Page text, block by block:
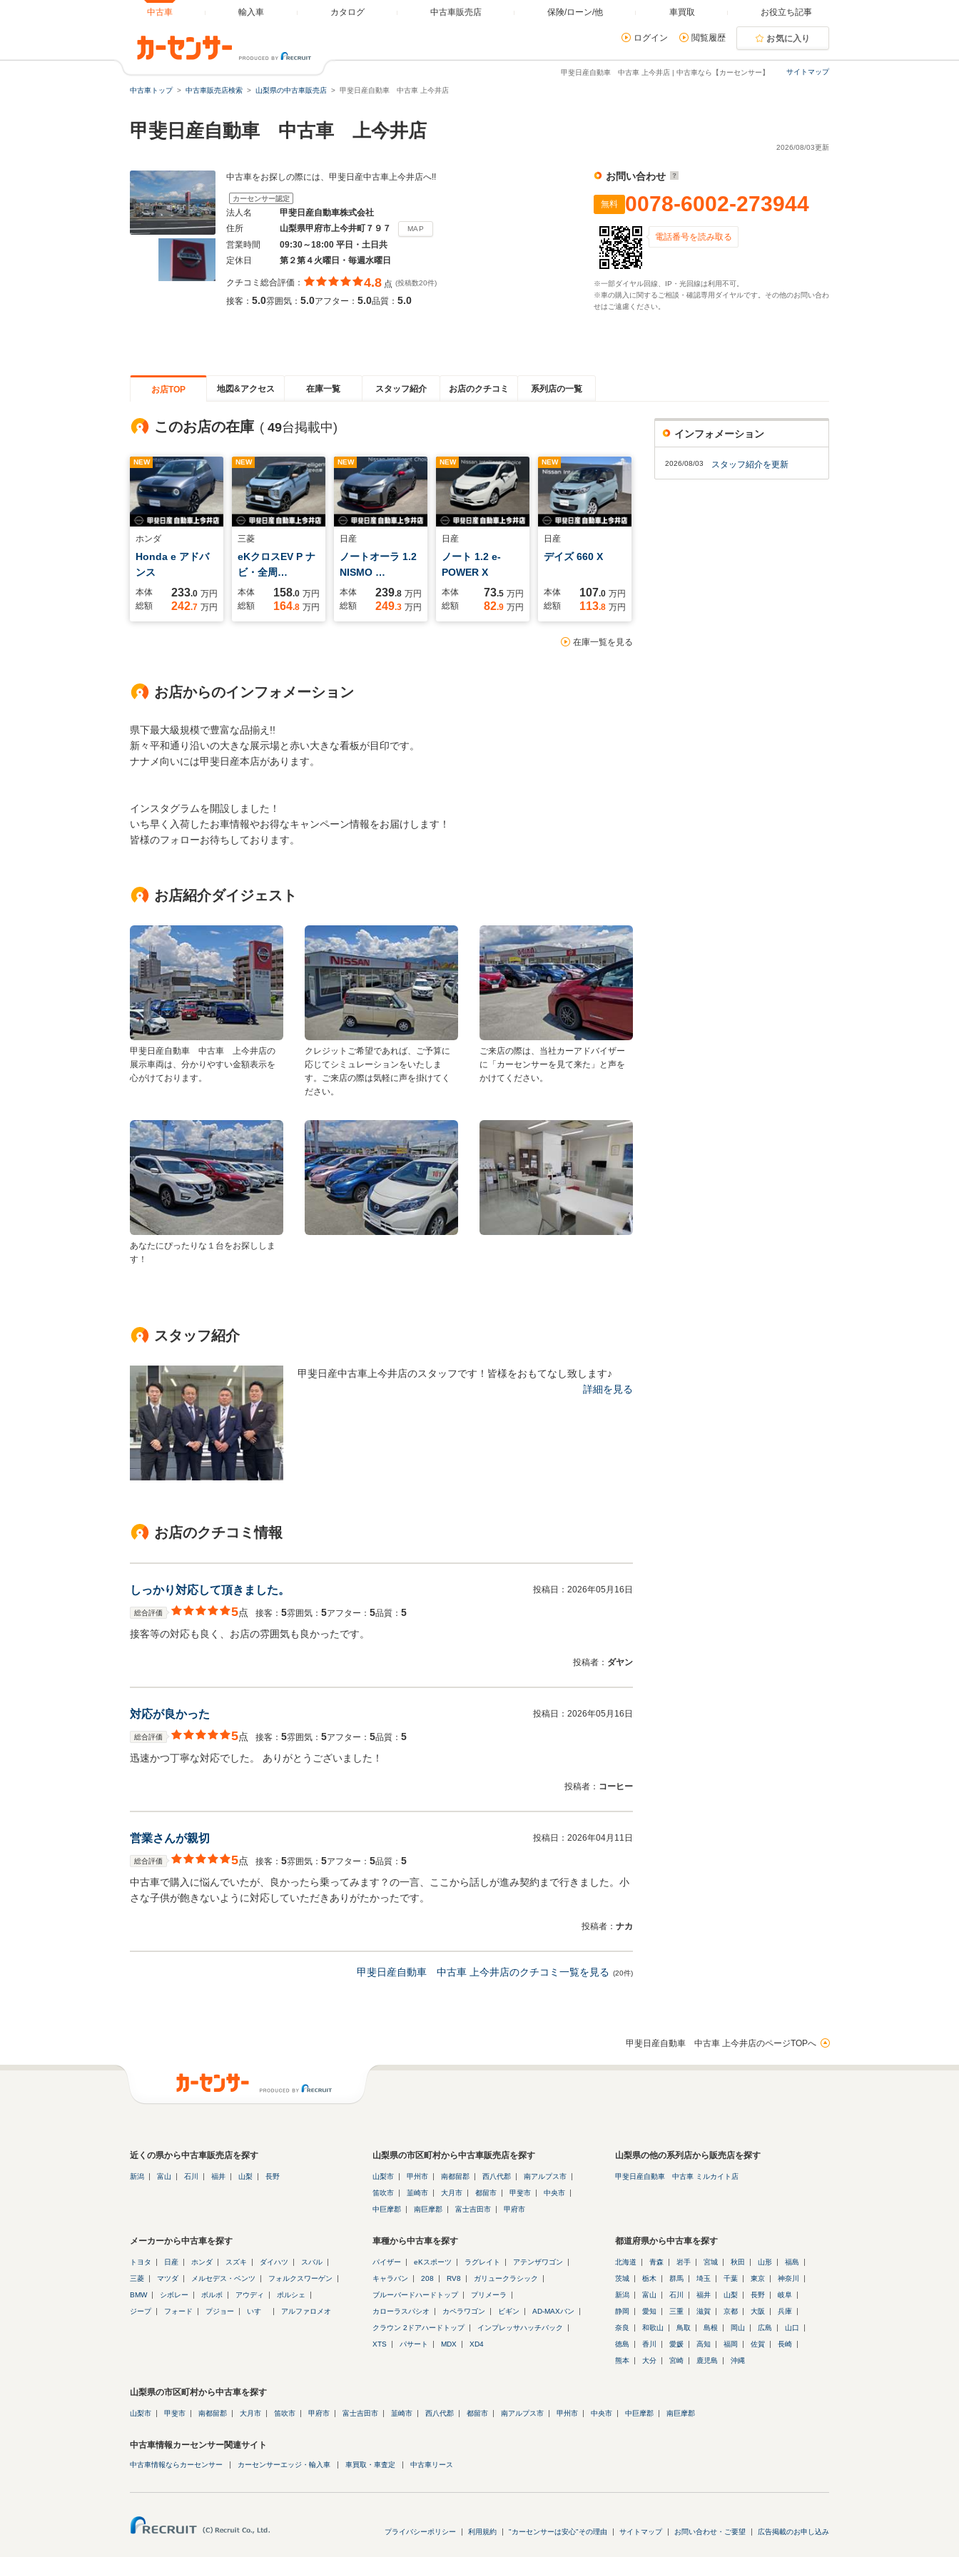
中古車 輸入車 カタログ 中古車販売店 保険/ローン/他 車買取 お役立ち記事
ログイン 閲覧履歴 お気に入り
サイトマップ
甲斐日産自動車 中古車 上今井店 | 中古車なら【カーセンサー】
中古車トップ 中古車販売店検索 山梨県の中古車販売店 甲斐日産自動車 中古車 上今井店
甲斐日産自動車 中古車 上今井店
2026/08/03更新
中古車をお探しの際には、甲斐日産中古車上今井店へ!!
カーセンサー認定
法人名
甲斐日産自動車株式会社
住所
山梨県甲府市上今井町７９７ MAP
営業時間
09:30～18:00 平日・土日共
定休日
第２第４火曜日・毎週水曜日
クチコミ総合評価： 4.8 点 (投稿数20件)
接客： 5.0雰囲気： 5.0アフター： 5.0品質： 5.0
お問い合わせ
無料 0078-6002-273944
電話番号を読み取る
※一部ダイヤル回線、IP・光回線は利用不可。
※車の購入に関するご相談・確認専用ダイヤルです。その他のお問い合わ
せはご遠慮ください。
お店TOP 地図&アクセス 在庫一覧 スタッフ紹介 お店のクチコミ 系列店の一覧
このお店の在庫 ( 49台掲載中)
NEW
ホンダ
Honda e アドバ
ンス
本体 233.0 万円
総額
242.7 万円
NEW
三菱
eKクロスEV P ナ
ビ・全周…
本体 158.0 万円
総額
164.8 万円
NEW
日産
ノートオーラ 1.2
NISMO …
本体 239.8 万円
総額
249.3 万円
NEW
日産
ノート 1.2 e-
POWER X
本体 73.5 万円
総額
82.9 万円
NEW
日産
デイズ 660 X
本体 107.0 万円
総額
113.8 万円
在庫一覧を見る
お店からのインフォメーション
県下最大級規模で豊富な品揃え!!
新々平和通り沿いの大きな展示場と赤い大きな看板が目印です。
ナナメ向いには甲斐日産本店があります。
インスタグラムを開設しました！
いち早く入荷したお車情報やお得なキャンペーン情報をお届けします！
皆様のフォローお待ちしております。
お店紹介ダイジェスト
甲斐日産自動車 中古車 上今井店の
展示車両は、分かりやすい金額表示を
心がけております。
クレジットご希望であれば、ご予算に
応じてシミュレーションをいたしま
す。ご来店の際は気軽に声を掛けてく
ださい。
ご来店の際は、当社カーアドバイザー
に「カーセンサーを見て来た」と声を
かけてください。
あなたにぴったりな１台をお探ししま
す！
スタッフ紹介
甲斐日産中古車上今井店のスタッフです！皆様をおもてなし致します♪
詳細を見る
お店のクチコミ情報
しっかり対応して頂きました。 投稿日： 2026年05月16日
総合評価 5点 接客： 5雰囲気： 5アフター： 5品質： 5
接客等の対応も良く、お店の雰囲気も良かったです。
投稿者： ダヤン
対応が良かった 投稿日： 2026年05月16日
総合評価 5点 接客： 5雰囲気： 5アフター： 5品質： 5
迅速かつ丁寧な対応でした。 ありがとうございました！
投稿者： コーヒー
営業さんが親切 投稿日： 2026年04月11日
総合評価 5点 接客： 5雰囲気： 5アフター： 5品質： 5
中古車で購入に悩んでいたが、良かったら乗ってみます？の一言、ここから話しが進み契約まで行きました。小
さな子供が飽きないように対応していただきありがたかったです。
投稿者： ナカ
甲斐日産自動車 中古車 上今井店のクチコミ一覧を見る (20件)
インフォメーション
2026/08/03 スタッフ紹介を更新
甲斐日産自動車 中古車 上今井店のページTOPへ
近くの県から中古車販売店を探す
新潟 富山 石川 福井 山梨 長野
山梨県の市区町村から中古車販売店を探す
山梨市 甲州市 南都留郡 西八代郡 南アルプス市
笛吹市 韮崎市 大月市 都留市 甲斐市 中央市
中巨摩郡 南巨摩郡 富士吉田市 甲府市
山梨県の他の系列店から販売店を探す
甲斐日産自動車 中古車 ミルカイト店
メーカーから中古車を探す
トヨタ 日産 ホンダ スズキ ダイハツ スバル
三菱 マツダ メルセデス・ベンツ フォルクスワーゲン
BMW シボレー ボルボ アウディ ポルシェ
ジープ フォード プジョー いすゞ アルファロメオ
車種から中古車を探す
パイザー eKスポーツ ラグレイト アテンザワゴン
キャラバン 208 RV8 ガリュークラシック
ブルーバードハードトップ プリメーラ
カローラスパシオ カペラワゴン ビギン AD-MAXバン
クラウン 2ドアハードトップ インプレッサハッチバック
XTS パサート MDX XD4
都道府県から中古車を探す
北海道 青森 岩手 宮城 秋田 山形 福島
茨城 栃木 群馬 埼玉 千葉 東京 神奈川
新潟 富山 石川 福井 山梨 長野 岐阜
静岡 愛知 三重 滋賀 京都 大阪 兵庫
奈良 和歌山 鳥取 島根 岡山 広島 山口
徳島 香川 愛媛 高知 福岡 佐賀 長崎
熊本 大分 宮崎 鹿児島 沖縄
山梨県の市区町村から中古車を探す
山梨市 甲斐市 南都留郡 大月市 笛吹市 甲府市 富士吉田市 韮崎市 西八代郡 都留市 南アルプス市 甲州市 中央市 中巨摩郡 南巨摩郡
中古車情報カーセンサー関連サイト
中古車情報ならカーセンサー カーセンサーエッジ・輸入車 車買取・車査定 中古車リース
プライバシーポリシー 利用規約 "カーセンサーは安心"その理由 サイトマップ お問い合わせ・ご要望 広告掲載のお申し込み